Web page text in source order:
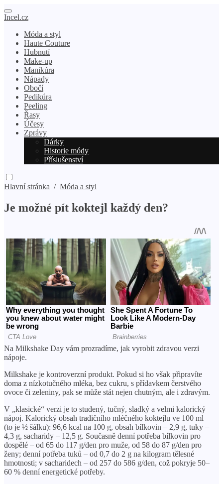
Incel.cz
Móda a styl
Haute Couture
Hubnutí
Make-up
Manikúra
Nápady
Obočí
Pedikúra
Peeling
Řasy
Účesy
Zprávy
Dárky
Historie módy
Příslušenství
Hlavní stránka / Móda a styl
Je možné pít koktejl každý den?
Na Milkshake Day vám prozradíme, jak vyrobit zdravou verzi
nápoje.
Milkshake je kontroverzní produkt. Pokud si ho však připravíte
doma z nízkotučného mléka, bez cukru, s přídavkem čerstvého
ovoce či zeleniny, pak se může stát nejen chutným, ale i zdravým.
V „klasické“ verzi je to studený, tučný, sladký a velmi kalorický
nápoj. Kalorický obsah tradičního mléčného koktejlu ve 100 ml
(to je ½ šálku): 96,6 kcal na 100 g, obsah bílkovin – 2,9 g, tuky –
4,3 g, sacharidy – 12,5 g. Současně denní potřeba bílkovin pro
dospělé – od 65 do 117 g/den pro muže, od 58 do 87 g/den pro
ženy; denní potřeba tuků – od 0,7 do 2 g na kilogram tělesné
hmotnosti; v sacharidech – od 257 do 586 g/den, což pokryje 50–
60 % denní energetické potřeby.